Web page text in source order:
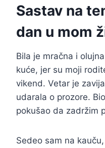
Sastav na
dan u mom
Bila je mračna i
kuće, jer su moji
vikend. Vetar je
udarala o prozore.
pokušao da zadržim
Sedeo sam na